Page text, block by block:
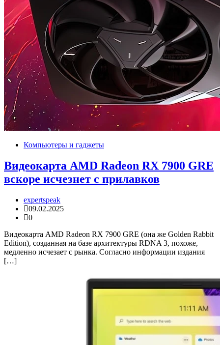
Компьютеры и гаджеты
Видеокарта AMD Radeon RX 7900 GRE
вскоре исчезнет с прилавков
expertspeak
09.02.2025
0
Видеокарта AMD Radeon RX 7900 GRE (она же Golden Rabbit
Edition), созданная на базе архитектуры RDNA 3, похоже,
медленно исчезает с рынка. Согласно информации издания
[…]